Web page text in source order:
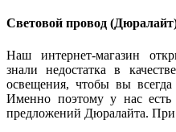
Световой провод
Наш интернет-магазин
знали недостаткав
освещения, чтобы вы
Именно поэтому у нас есть
предложений Дюралайта. При